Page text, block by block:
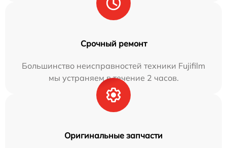
Срочный ремонт
Большинство неисправностей техники Fujifilm
мы устраняем в течение 2 часов.
Оригинальные запчасти